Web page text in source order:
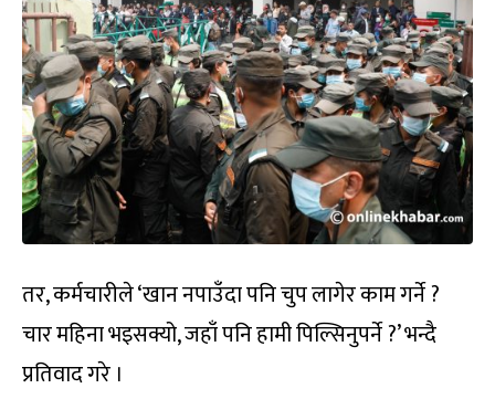
तर, कर्मचारीले ‘खान नपाउँदा पनि चुप लागेर काम गर्ने ?
चार महिना भइसक्यो, जहाँ पनि हामी पिल्सिनुपर्ने ?’ भन्दै
प्रतिवाद गरे ।